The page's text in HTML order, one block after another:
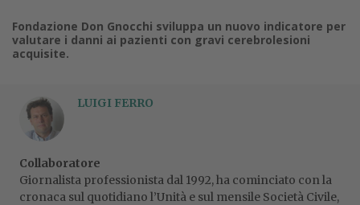
Fondazione Don Gnocchi sviluppa un nuovo indicatore per
valutare i danni ai pazienti con gravi cerebrolesioni
acquisite.
LUIGI FERRO
Collaboratore
Giornalista professionista dal 1992, ha cominciato con la
cronaca sul quotidiano l’Unità e sul mensile Società Civile,